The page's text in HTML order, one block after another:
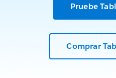
Pruebe
Comprar